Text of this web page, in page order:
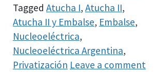
Tagged Atucha I, Atucha II,
Atucha II y Embalse, Embalse,
Nucleoeléctrica,
Nucleoeléctrica Argentina,
Privatización Leave a comment